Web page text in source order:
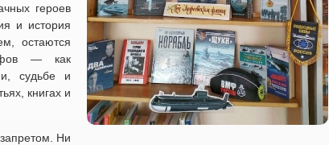
героев
и история
остаются
— как
судьбе и
книгах и
Ни